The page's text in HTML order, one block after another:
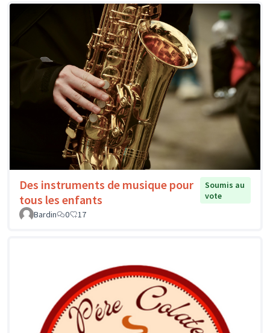
Des instruments de musique pour
tous les enfants
Soumis au
vote
Bardin
0 17